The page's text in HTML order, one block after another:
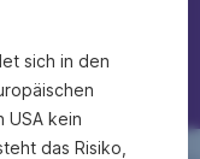
sich in den
USA kein
das Risiko,